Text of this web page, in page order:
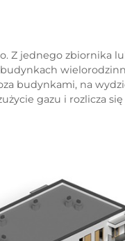
Z jednego zbiornika
budynkami, na
gazu i rozlicza